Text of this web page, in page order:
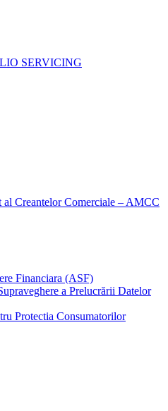
SERVICING
al Creantelor Comerciale – AMCC
Financiara (ASF)
a Prelucrării Datelor
Protectia Consumatorilor